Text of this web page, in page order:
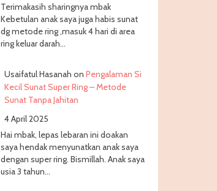
Terimakasih sharingnya mbak
Kebetulan anak saya juga habis sunat
dg metode ring ,masuk 4 hari di area
ring keluar darah…
Usaifatul Hasanah onPengalaman Si
Kecil Sunat Super Ring – Metode
Sunat Tanpa Jahitan
4 April 2025
Hai mbak, lepas lebaran ini doakan
saya hendak menyunatkan anak saya
dengan super ring. Bismillah. Anak saya
usia 3 tahun…